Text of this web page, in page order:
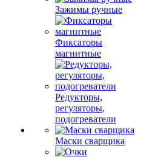
Зажимы ручные
Фиксаторы
магнитные
Редукторы,
регуляторы,
подогреватели
Маски сварщика